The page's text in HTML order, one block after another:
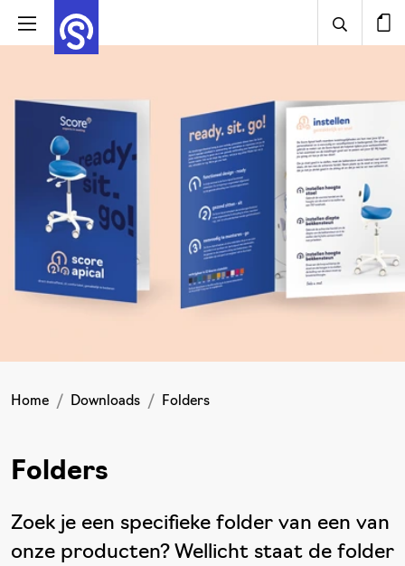
Home Downloads Folders
Folders
Zoek je een specifieke folder van een van
onze producten? Wellicht staat de folder